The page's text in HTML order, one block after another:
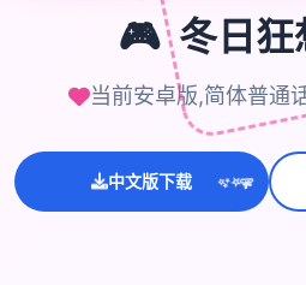
🎮 冬日狂
当前安卓版,简体普通
中文版下载 ✨⭐💫